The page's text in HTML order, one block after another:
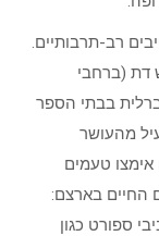
רב-תרבותיים.
דת (ברחבי
בבתי הספר
מהעושר
טעמים
החיים בארצם:
ספורט כגון